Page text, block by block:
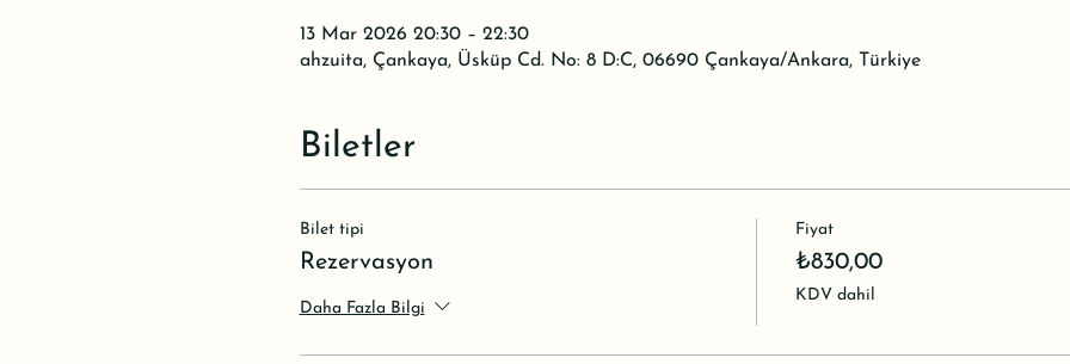
13 Mar 2026 20:30 – 22:30
ahzuita, Çankaya, Üsküp Cd. No: 8 D:C, 06690 Çankaya/Ankara, Türkiye
Biletler
Bilet tipi
Rezervasyon
Daha Fazla Bilgi
Fiyat
₺830,00
KDV dahil